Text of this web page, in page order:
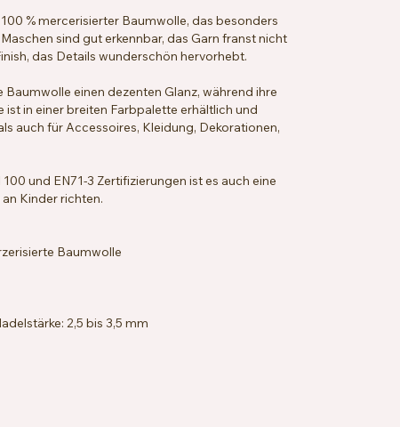
% mercerisierter Baumwolle, das besonders
sind gut erkennbar, das Garn franst nicht
das Details wunderschön hervorhebt.
einen dezenten Glanz, während ihre
ist in einer breiten Farbpalette erhältlich und
auch für Accessoires, Kleidung, Dekorationen,
und EN71-3 Zertifizierungen ist es auch eine
Kinder richten.
Baumwolle
2,5 bis 3,5 mm
100, EN71-3
bei 40 °C
Farbstoffwasser